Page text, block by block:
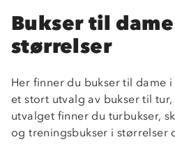
Produktet er lagt i
Bukser til
størrelser
Her finner du bukser til dame
et stort utvalg av bukser til
utvalget finner du turbukser,
og treningsbukser i størrelser